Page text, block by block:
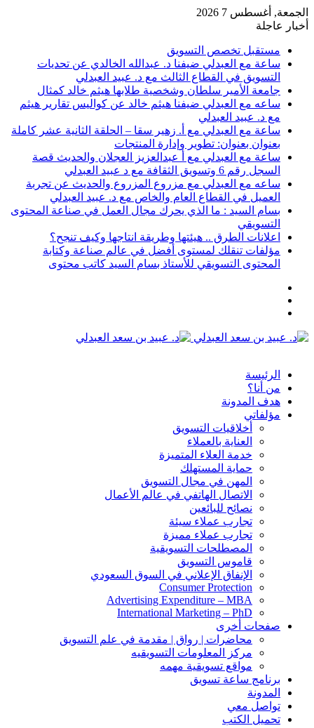
الجمعة, أغسطس 7 2026
أخبار عاجلة
مستقبل تخصص التسويق
ساعة مع العبدلي ضيفنا د. عبدالله الخالدي عن تحديات
التسويق في القطاع الثالث مع د. عبيد العبدلي
جامعة الأمير سلطان وشخصية طلابها هيثم خالد كمثال
ساعه مع العبدلي ضيفنا هيثم خالد عن كواليس تقارير هيثم
مع د. عبيد العبدلي
ساعة مع العبدلي مع أ. زهير سقا – الحلقة الثانية عشر كاملة
بعنوان بعنوان: تطوير وإدارة المنتجات
ساعة مع العبدلي مع أ عبدالعزيز العجلان والحديث قصة
السجل رقم 6 وتسويق الثقافة مع د عبيد العبدلي
ساعه مع العبدلي مع مزروع المزروع والحديث عن تجربة
العميل في القطاع العام والخاص مع د. عبيد العبدلي
بسام السيد : ما الذي يحرك مجال العمل في صناعة المحتوى
التسويقي
اعلانات الطرق .. هيئتها وطريقة انتاجها وكيف تنجح؟
مؤلفات تنقلك لمستوى أفضل في عالم صناعة وكتابة
المحتوى التسويقي للأستاذ بسام السيد كاتب محتوى
القائمة
الرئيسة
من أنا؟
هدف المدونة
مؤلفاتي
أخلاقيات التسويق
العناية بالعملاء
خدمة العلاء المتميزة
حماية المستهلك
المهن في مجال التسويق
الاتصال الهاتفي في عالم الأعمال
نصائح للبائعين
تجارب عملاء سيئة
تجارب عملاء مميزة
المصطلحات التسويقية
قاموس التسويق
الإنفاق الإعلاني في السوق السعودي
Consumer Protection
Advertising Expenditure – MBA
International Marketing – PhD
صفحات أخرى
محاضرات | رواق | مقدمة في علم التسويق
مركز المعلومات التسويقيه
مواقع تسويقية مهمه
برنامج ساعة تسويق
المدونة
تواصل معي
تحميل الكتب